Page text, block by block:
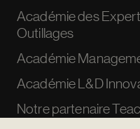
Académie des
Outillages
Académie
Académie L&D
Notre partenaire